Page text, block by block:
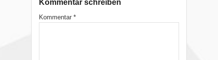
Kommentar schreiben
Kommentar *